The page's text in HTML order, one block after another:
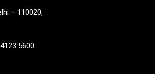
– 110020,
5600